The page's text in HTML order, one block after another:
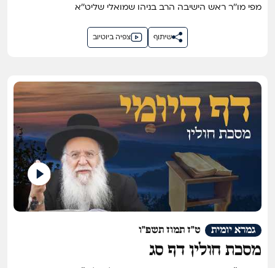
מפי מו''ר ראש הישיבה הרב בניהו שמואלי שליט''א
צפיה ביוטיוב שיתוף
ט"ז תמוז תשפ"ו גמרא יומית
מסכת חולין דף סג